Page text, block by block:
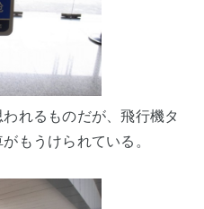
れるものだが、飛行機タ
もうけられている。